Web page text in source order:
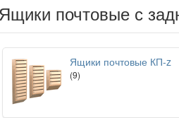
Ящики почтовые с
Ящики почтовые КП-z
(9)